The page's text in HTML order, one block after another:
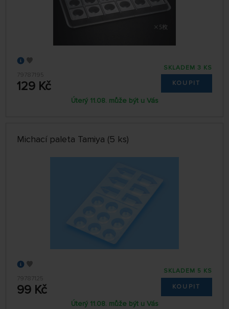
79787195
129 Kč
SKLADEM 3 KS
KOUPIT
Úterý 11.08. může být u Vás
Michací paleta Tamiya (5 ks)
79787125
99 Kč
SKLADEM 5 KS
KOUPIT
Úterý 11.08. může být u Vás